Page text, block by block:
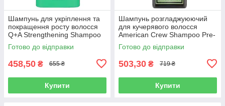
Шампунь для укріплення та
покращення росту волосся
Q+A Strengthening Shampoo
250 мл
Готово до відправки
458,50 ₴ 655 ₴
Купити
Шампунь розгладжуюючий
для кучерявого волосся
American Crew Shampoo Pre-
styling Forming 250 мл
Готово до відправки
503,30 ₴ 719 ₴
Купити